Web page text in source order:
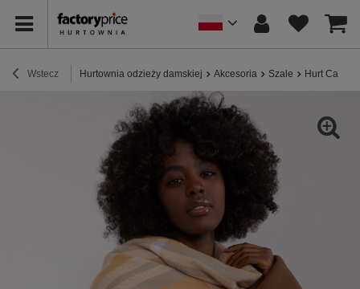
Wstecz Hurtownia odzieży damskiej Akcesoria Szale Hurt